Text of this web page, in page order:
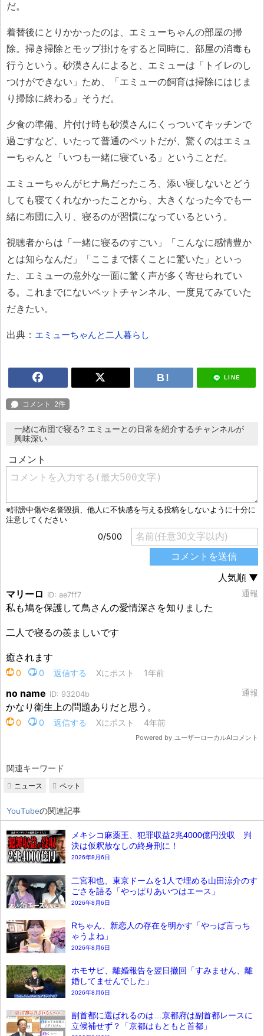
だ。
着替後にとりかかったのは、エミューちゃんの部屋の掃
除。掃き掃除とモップ掛けをすると同時に、部屋の消毒も
行うという。砂漠さんによると、エミューは「トイレのし
つけができない」ため、「エミューの飼育は掃除にはじま
り掃除に終わる」そうだ。
夕食の準備、片付け時も砂漠さんにくっついてキッチンで
過ごすなど、いたって普通のペットだが、驚くのはエミュ
ーちゃんと「いつも一緒に寝ている」ということだ。
エミューちゃんがヒナ鳥だったころ、添い寝しないとどう
しても寝てくれなかったことから、大きくなった今でも一
緒に布団に入り、寝るのが習慣になっているという。
視聴者からは「一緒に寝るのすごい」「こんなに感情豊か
とは知らなんだ」「ここまで懐くことに驚いた」といっ
た、エミューの意外な一面に驚く声が多く寄せられてい
る。これまでにないペットチャンネル、一度見てみていた
だきたい。
出典： エミューちゃんと二人暮らし
LINE
一緒に布団で寝る? エミューとの日常を紹介するチャンネルが
興味深い
関連キーワード
ニュース ペット
YouTubeの関連記事
メキシコ麻薬王、犯罪収益2兆4000億円没収 判
決は仮釈放なしの終身刑に！
2026年8月6日
二宮和也、東京ドームを1人で埋める山田涼介のす
ごさを語る「やっぱりあいつはエース」
2026年8月6日
Rちゃん、新恋人の存在を明かす「やっぱ言っち
ゃうよね」
2026年8月6日
ホモサピ、離婚報告を翌日撤回「すみません、離
婚してませんでした」
2026年8月6日
副首都に選ばれるのは…京都府は副首都レースに
立候補せず？「京都はもともと首都」